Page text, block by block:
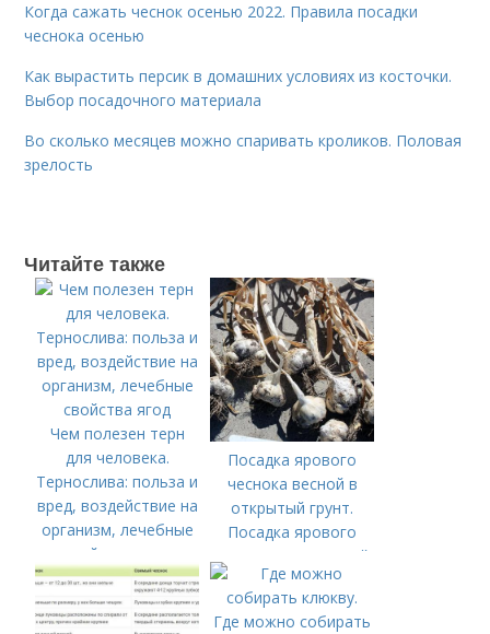
Когда сажать чеснок осенью 2022. Правила посадки
чеснока осенью
Как вырастить персик в домашних условиях из косточки.
Выбор посадочного материала
Во сколько месяцев можно спаривать кроликов. Половая
зрелость
Читайте также
Чем полезен терн
для человека.
Тернослива: польза и
вред, воздействие на
организм, лечебные
свойства ягод
Посадка ярового
чеснока весной в
открытый грунт.
Посадка ярового
чеснока в открытый
грунт
Где можно собирать